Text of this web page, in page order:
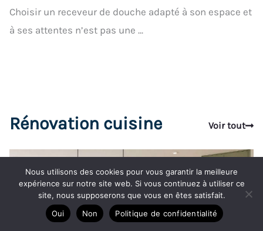
Choisir un receveur de douche adapté à son espace et
à ses attentes n’est pas une ...
Rénovation cuisine Voir tout
Nous utilisons des cookies pour vous garantir la meilleure
expérience sur notre site web. Si vous continuez à utiliser ce
site, nous supposerons que vous en êtes satisfait.
Oui
Non Politique de confidentialité